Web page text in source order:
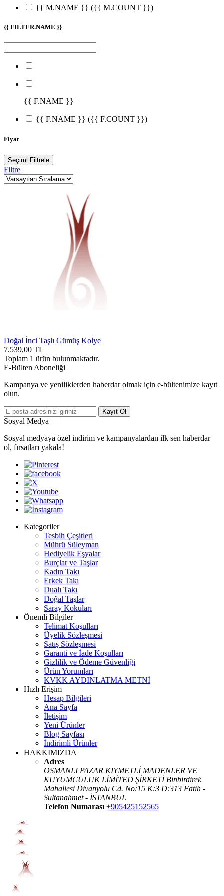
{{ M.NAME }} ({{ M.COUNT }})
{{ FILTER.NAME }}
{{ F.NAME }}
{{ F.NAME }} ({{ F.COUNT }})
Fiyat
Seçimi Filtrele
Filtre
Doğal İnci Taşlı Gümüş Kolye
7.539,00 TL
Toplam 1 ürün bulunmaktadır.
E-Bülten Aboneliği
Kampanya ve yeniliklerden haberdar olmak için e-bültenimize kayıt
olun.
Kayıt Ol
Sosyal Medya
Sosyal medyaya özel indirim ve kampanyalardan ilk sen haberdar
ol, fırsatları yakala!
Kategoriler
Tesbih Çeşitleri
Mührü Süleyman
Hediyelik Eşyalar
Burçlar ve Taşlar
Kadın Takı
Erkek Takı
Dualı Takı
Doğal Taşlar
Saray Kokuları
Önemli Bilgiler
Telimat Koşulları
Üyelik Sözleşmesi
Satış Sözleşmesi
Garanti ve İade Koşulları
Gizlilik ve Ödeme Güvenliği
Ürün Yorumları
KVKK AYDINLATMA METNİ
Hızlı Erişim
Hesap Bilgileri
Ana Sayfa
İletişim
Yeni Ürünler
Blog Sayfası
İndirimli Ürünler
HAKKIMIZDA
Adres
OSMANLI PAZAR KIYMETLİ MADENLER VE
KUYUMCULUK LİMİTED ŞİRKETİ Binbirdirek
Mahallesi Divanyolu Cd. No:15 K:3 D:313 Fatih -
Sultanahmet - İSTANBUL
Telefon Numarası +905425152565